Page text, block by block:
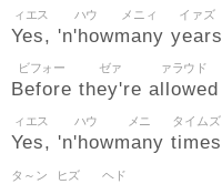
Yes,
ィエス
'n'how
ハウ
many
メニィ
years
イァズ
Before
ビフォー
they're
ゼァ
allowed
ァラウド
Yes,
ィエス
'n'how
ハウ
many
メニ
times
タイムズ
タ～ン ヒズ ヘド